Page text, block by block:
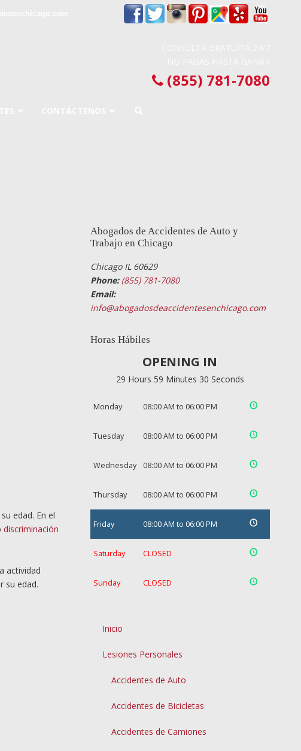
(855) 781-7080
edad. En el
discriminación
actividad
su edad.
Abogados de Accidentes de Auto y
Trabajo en Chicago
Chicago IL 60629
Phone: (855) 781-7080
Email:
info@abogadosdeaccidentesenchicago.com
Horas Hábiles
OPENING IN
29 Hours 59 Minutes 30 Seconds
Monday 08:00 AM to 06:00 PM
Tuesday 08:00 AM to 06:00 PM
Wednesday 08:00 AM to 06:00 PM
Thursday 08:00 AM to 06:00 PM
Friday 08:00 AM to 06:00 PM
Saturday CLOSED
Sunday CLOSED
Inicio
Lesiones Personales
Accidentes de Auto
Accidentes de Bicicletas
Accidentes de Camiones